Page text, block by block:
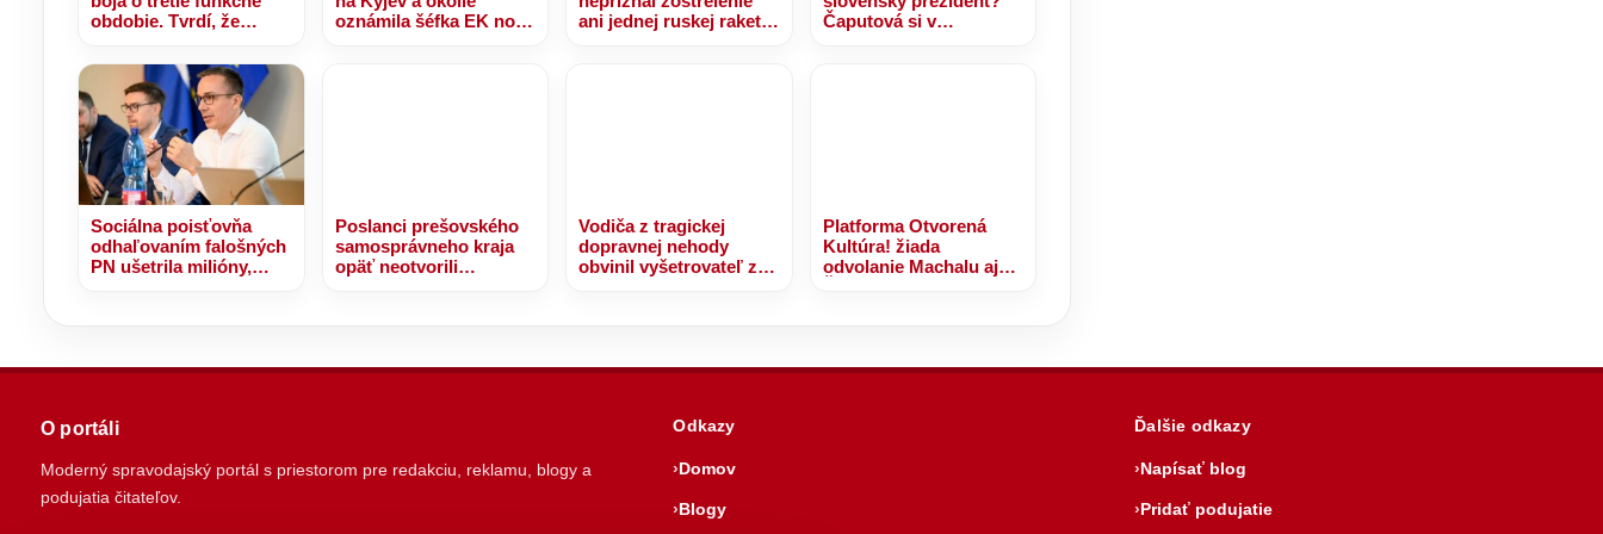
obdobie. Tvrdí, že
potrebuje dokončenie
R4 – VIDEO, FOTO
oznámila šéfka EK novú
ani jednej ruskej rakety.
Čaputová si v
Sociálna poisťovňa
odhaľovaním falošných
PN ušetrila milióny,
Poslanci prešovského
samosprávneho kraja
opäť neotvorili
Vodiča z tragickej
dopravnej nehody
obvinil vyšetrovateľ z
Platforma Otvorená
Kultúra! žiada
odvolanie Machalu aj
O portáli
Moderný spravodajský portál s priestorom pre redakciu, reklamu, blogy a
podujatia čitateľov.
Odkazy
Domov
Blogy
Ďalšie odkazy
Napísať blog
Pridať podujatie